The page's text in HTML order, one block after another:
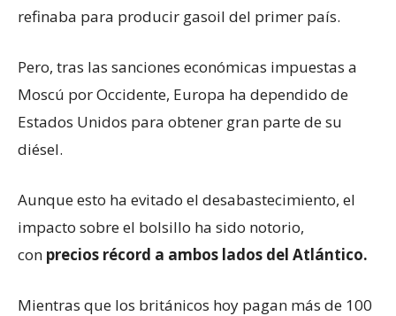
refinaba para producir gasoil del primer país.
Pero, tras las sanciones económicas impuestas a
Moscú por Occidente, Europa ha dependido de
Estados Unidos para obtener gran parte de su
diésel.
Aunque esto ha evitado el desabastecimiento, el
impacto sobre el bolsillo ha sido notorio,
con precios récord a ambos lados del Atlántico.
Mientras que los británicos hoy pagan más de 100